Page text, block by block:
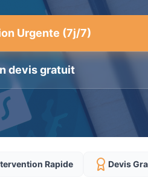
Urgente (7j/7)
devis gratuit
Rapide Devis